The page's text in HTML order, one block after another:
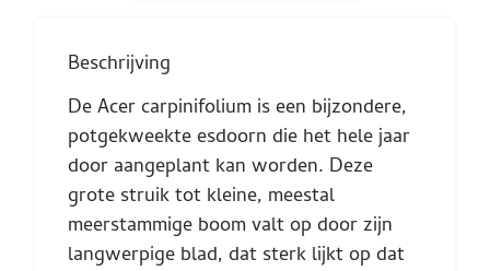
Beschrijving
De Acer carpinifolium is een bijzondere,
potgekweekte esdoorn die het hele jaar
door aangeplant kan worden. Deze
grote struik tot kleine, meestal
meerstammige boom valt op door zijn
langwerpige blad, dat sterk lijkt op dat